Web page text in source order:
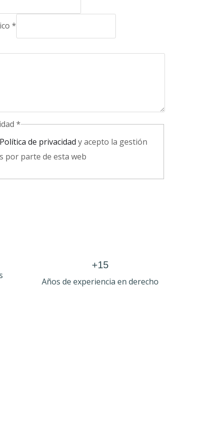
*
*
Política de privacidad y acepto la gestión
por parte de esta web
+15
Años de experiencia en derecho